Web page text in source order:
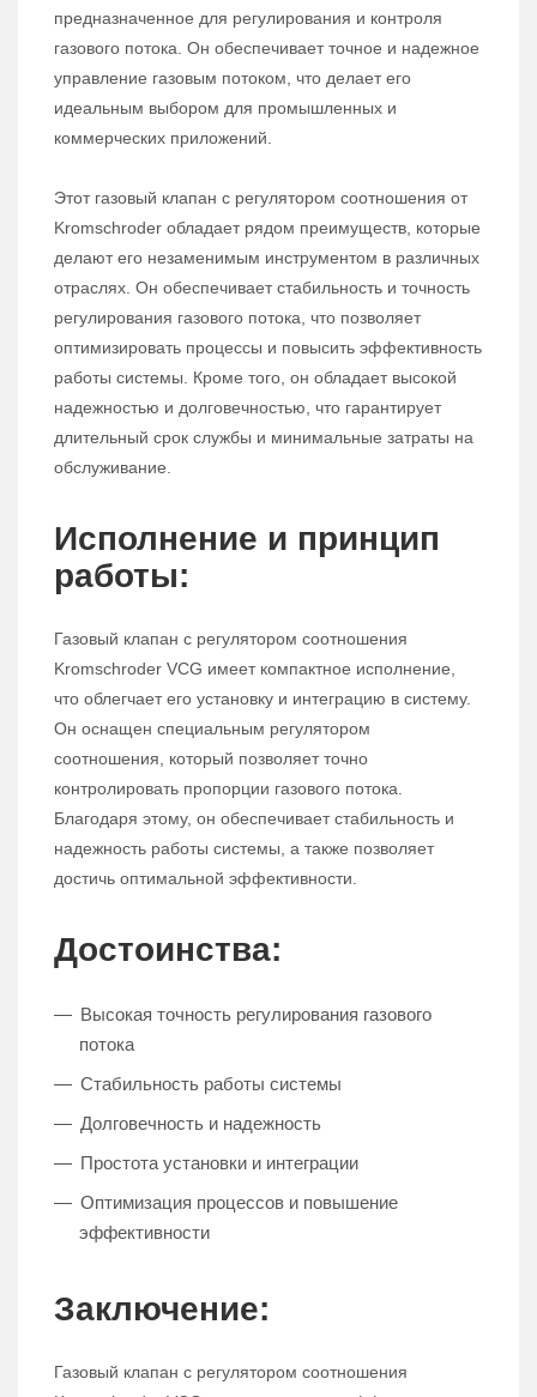
предназначенное для регулирования и контроля
газового потока. Он обеспечивает точное и надежное
управление газовым потоком, что делает его
идеальным выбором для промышленных и
коммерческих приложений.
Этот газовый клапан с регулятором соотношения от
Kromschroder обладает рядом преимуществ, которые
делают его незаменимым инструментом в различных
отраслях. Он обеспечивает стабильность и точность
регулирования газового потока, что позволяет
оптимизировать процессы и повысить эффективность
работы системы. Кроме того, он обладает высокой
надежностью и долговечностью, что гарантирует
длительный срок службы и минимальные затраты на
обслуживание.
Исполнение и принцип
работы:
Газовый клапан с регулятором соотношения
Kromschroder VCG имеет компактное исполнение,
что облегчает его установку и интеграцию в систему.
Он оснащен специальным регулятором
соотношения, который позволяет точно
контролировать пропорции газового потока.
Благодаря этому, он обеспечивает стабильность и
надежность работы системы, а также позволяет
достичь оптимальной эффективности.
Достоинства:
Высокая точность регулирования газового
потока
Стабильность работы системы
Долговечность и надежность
Простота установки и интеграции
Оптимизация процессов и повышение
эффективности
Заключение:
Газовый клапан с регулятором соотношения